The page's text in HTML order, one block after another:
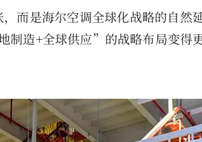
而是海尔空调全球化战略的自然
造+全球供应”的战略布局变得